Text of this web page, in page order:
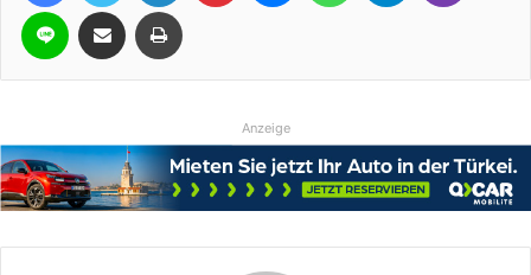
Line Teile per E-Mail Drucken
Anzeige